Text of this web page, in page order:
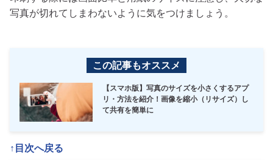
写真が切れてしまわないように気をつけましょう。
この記事もオススメ
【スマホ版】写真のサイズを小さくするアプ
リ・方法を紹介！画像を縮小（リサイズ）し
て共有を簡単に
↑目次へ戻る